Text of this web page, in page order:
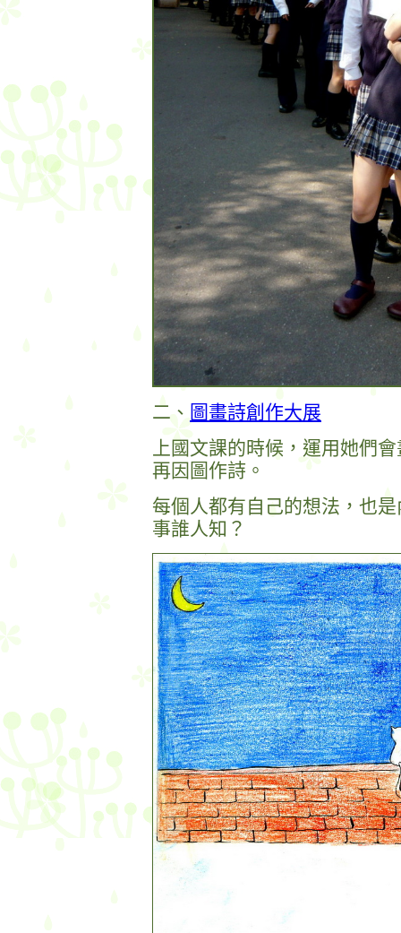
二、 圖畫詩創作大展
上國文課的時候，運用她們
再因圖作詩。
每個人都有自己的想法，也
事誰人知？